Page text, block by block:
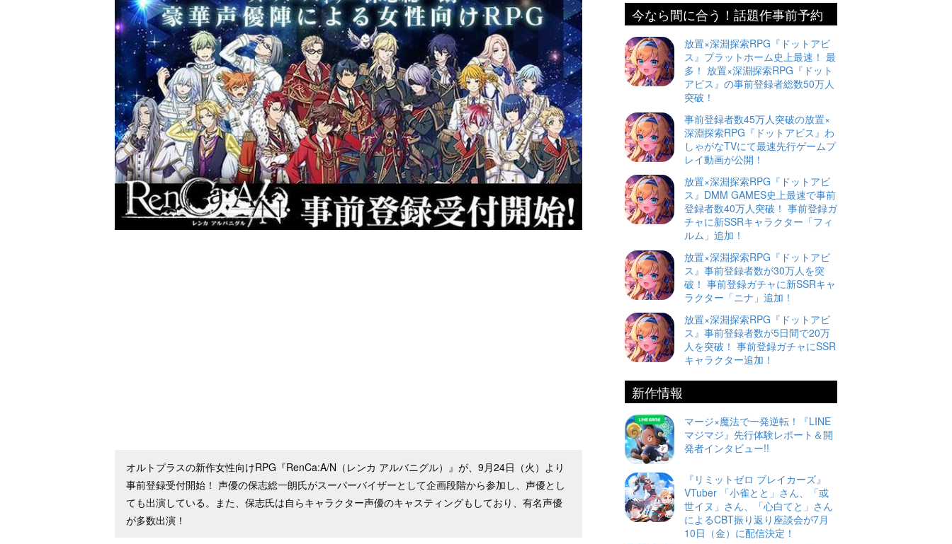
オルトプラスの新作女性向けRPG『RenCa:A/N（レンカ アルバニグル）』が、9月24日（火）より
事前登録受付開始！ 声優の保志総一朗氏がスーパーバイザーとして企画段階から参加し、声優とし
ても出演している。また、保志氏は自らキャラクター声優のキャスティングもしており、有名声優
が多数出演！
今なら間に合う！話題作事前予約
放置×深淵探索RPG『ドットアビ
ス』プラットホーム史上最速！ 最
多！ 放置×深淵探索RPG『ドット
アビス』の事前登録者総数50万人
突破！
事前登録者数45万人突破の放置×
深淵探索RPG『ドットアビス』わ
しゃがなTVにて最速先行ゲームプ
レイ動画が公開！
放置×深淵探索RPG『ドットアビ
ス』DMM GAMES史上最速で事前
登録者数40万人突破！ 事前登録ガ
チャに新SSRキャラクター「フィ
ルム」追加！
放置×深淵探索RPG『ドットアビ
ス』事前登録者数が30万人を突
破！ 事前登録ガチャに新SSRキャ
ラクター「ニナ」追加！
放置×深淵探索RPG『ドットアビ
ス』事前登録者数が5日間で20万
人を突破！ 事前登録ガチャにSSR
キャラクター追加！
新作情報
マージ×魔法で一発逆転！『LINE
マジマジ』先行体験レポート＆開
発者インタビュー!!
『リミットゼロ ブレイカーズ』
VTuber 「小雀とと」さん、「或
世イヌ」さん、「心白てと」さん
によるCBT振り返り座談会が7月
10日（金）に配信決定！